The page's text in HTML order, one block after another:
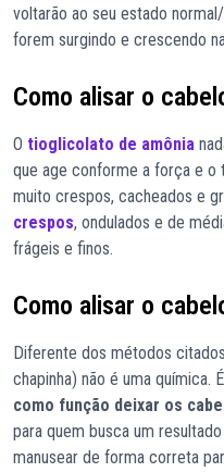
voltarão ao seu estado
forem surgindo e crescendo
Como alisar o
O tioglicolato de amônia
que age conforme a força e o
muito crespos, cacheados e
crespos, ondulados e de
frágeis e finos.
Como alisar o
Diferente dos métodos
chapinha) não é uma química.
como função deixar os
para quem busca um
manusear de forma correta